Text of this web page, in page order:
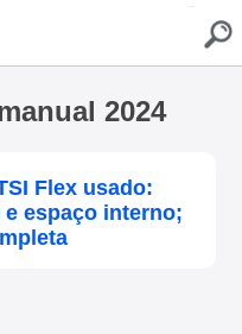
2024
Flex usado:
espaço interno;